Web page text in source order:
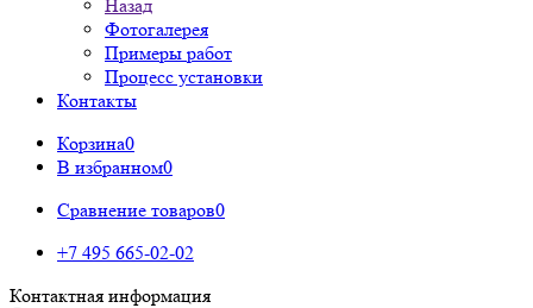
Назад
Фотогалерея
Примеры работ
Процесс установки
Контакты
Корзина0
В избранном0
Сравнение товаров0
+7 495 665-02-02
Контактная информация